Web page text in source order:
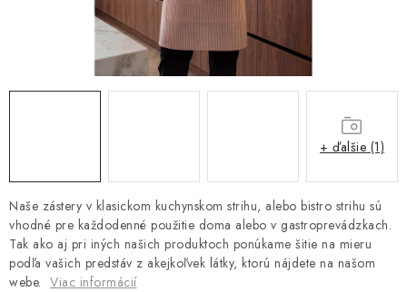
Platba a doprava
Reklamačný poriadok
Všeobecné obchodné podmienky
Ako využíváme cookies
Ochrana osobných údajov
Odstúpenie od zmluvy
Naše zástery v klasickom kuchynskom strihu, alebo bistro strihu sú
vhodné pre každodenné použitie doma alebo v gastroprevádzkach.
Tak ako aj pri iných našich produktoch ponúkame šitie na mieru
podľa vašich predstáv z akejkoľvek látky, ktorú nájdete na našom
webe. Viac informácií
+ ďalšie (1)